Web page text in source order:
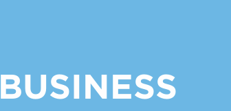
BUSINESS